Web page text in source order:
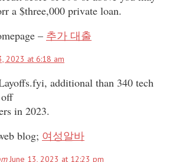
a $three,000 private loan.
– 추가 대출
2023 at 6:18 am
additional than 340 tech
in 2023.
blog; 여성알바
June 13, 2023 at 12:23 pm